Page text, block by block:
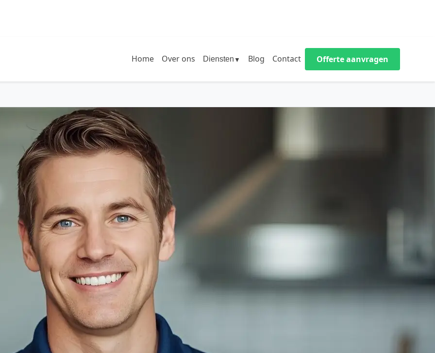
Home Over ons Diensten ▼ Blog Contact Offerte aanvragen